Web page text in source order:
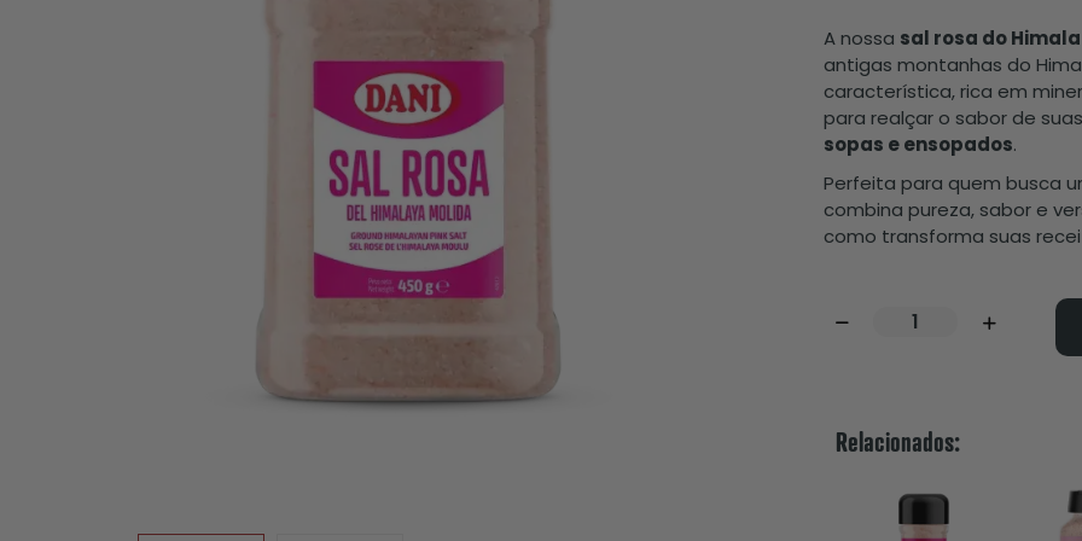
A nossa sal rosa do
antigas montanhas do
característica, rica em
para realçar o sabor de
sopas e ensopados.
Perfeita para quem busca
combina pureza, sabor e
como transforma suas
Relacionados: